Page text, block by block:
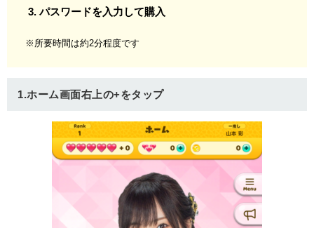
パスワードを入力して購入
※所要時間は約2分程度です
1.ホーム画面右上の+をタップ